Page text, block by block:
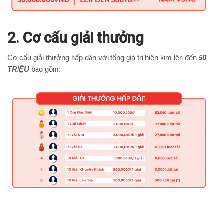
2. Cơ cấu giải thưởng
Cơ cấu giải thưởng hấp dẫn với tổng giá trị hiện kim lên đến 50
TRIỆU bao gồm: